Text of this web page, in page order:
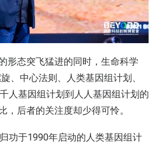
形态突飞猛进的同时，生命科学
、中心法则、人类基因组计划、
人基因组计划到人人基因组计划的
，后者的关注度却少得可怜。
功于1990年启动的人类基因组计